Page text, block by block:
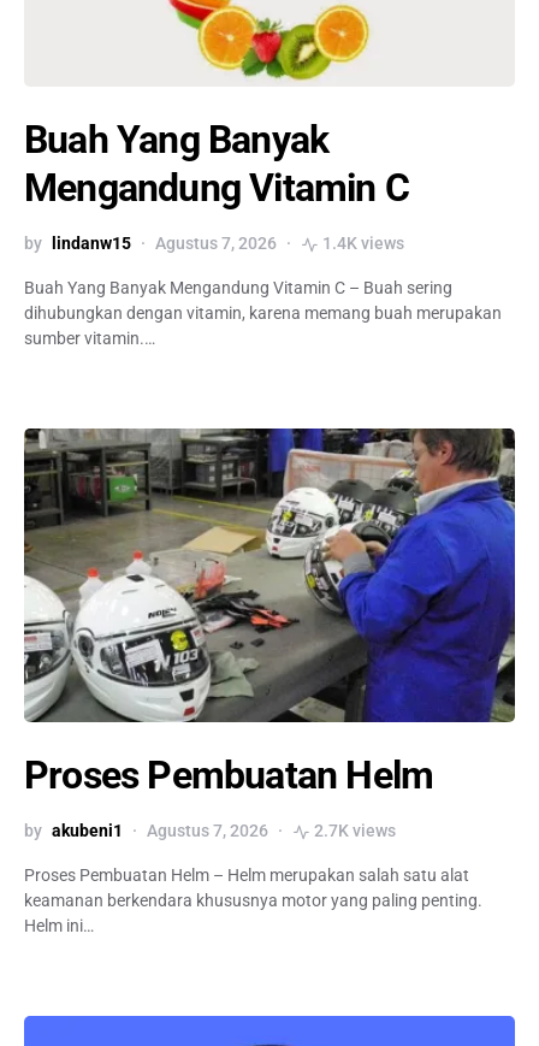
Buah Yang Banyak
Mengandung Vitamin C
by lindanw15 Agustus 7, 2026 1.4K views
Buah Yang Banyak Mengandung Vitamin C – Buah sering
dihubungkan dengan vitamin, karena memang buah merupakan
sumber vitamin.…
Proses Pembuatan Helm
by akubeni1 Agustus 7, 2026 2.7K views
Proses Pembuatan Helm – Helm merupakan salah satu alat
keamanan berkendara khususnya motor yang paling penting.
Helm ini…